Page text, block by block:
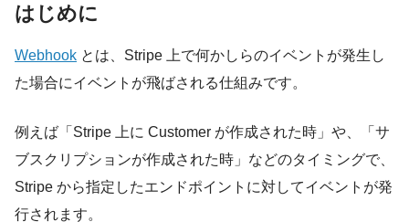
はじめに
Webhook とは、Stripe 上で何かしらのイベントが発生し
た場合にイベントが飛ばされる仕組みです。
例えば「Stripe 上に Customer が作成された時」や、「サ
ブスクリプションが作成された時」などのタイミングで、
Stripe から指定したエンドポイントに対してイベントが発
行されます。